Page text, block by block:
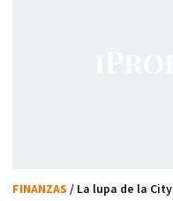
FINANZAS / La lupa de la City